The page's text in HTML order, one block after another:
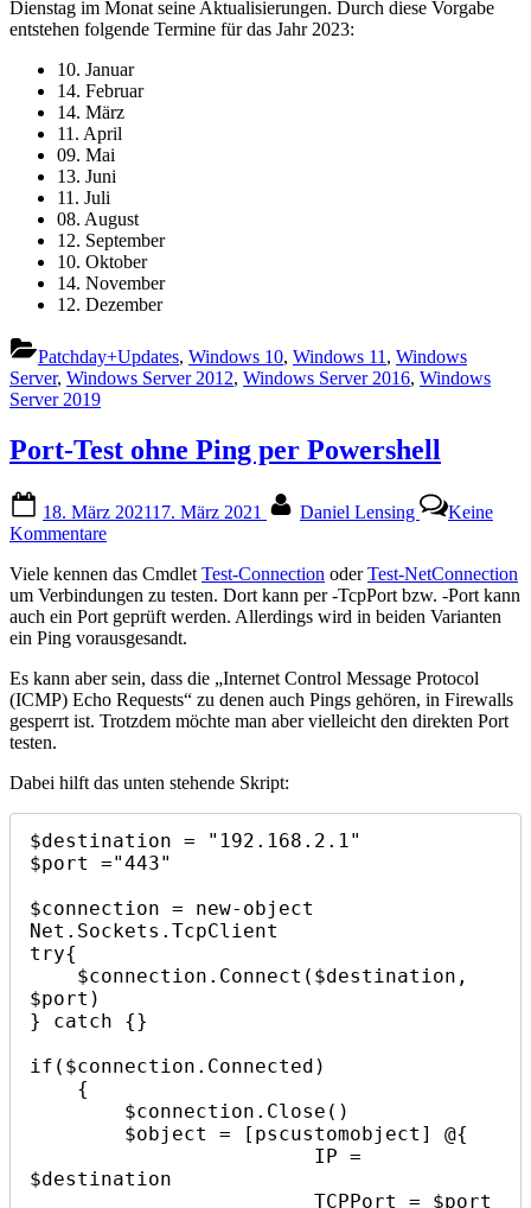
Microsoft
Patchdays
Dienstag im Monat seine Aktualisierungen. Durch diese Vorgabe
entstehen folgende Termine für das Jahr 2023:
10. Januar
14. Februar
14. März
11. April
09. Mai
13. Juni
11. Juli
08. August
12. September
10. Oktober
14. November
12. Dezember
Patchday+Updates, Windows 10, Windows 11 , Windows
Server, Windows Server 2012, Windows Server 2016, Windows
Server 2019
Port-Test ohne Ping per Powershell
on
18. März 202117. März 2021 Daniel Lensing
Keine
Kommentarezu
Test
ohne
Ping
per
Viele kennen das Cmdlet Test-Connection oderTest-NetConnection
um Verbindungen zu testen. Dort kann per -TcpPort bzw. -Port kann
auch ein Port geprüft werden. Allerdings wird in beiden Varianten
ein Ping vorausgesandt.
Es kann aber sein, dass die „Internet Control Message Protocol
(ICMP) Echo Requests“ zu denen auch Pings gehören, in Firewalls
gesperrt ist. Trotzdem möchte man aber vielleicht den direkten Port
testen.
Dabei hilft das unten stehende Skript:
$destination = "192.168.2.1"
$port ="443"
$connection = new-object
Net.Sockets.TcpClient
try{
$port)
} catch {}
if($connection.Connected)
$destination